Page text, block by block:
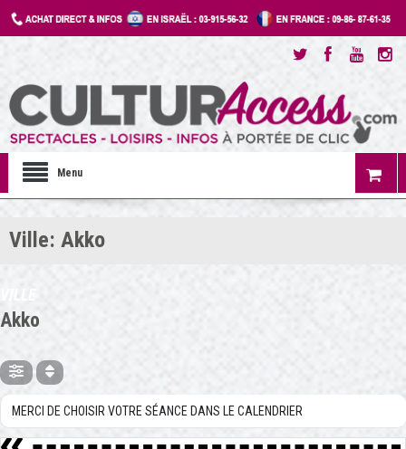
Menu
Ville: Akko
VILLE
Akko
MERCI DE CHOISIR VOTRE SÉANCE DANS LE CALENDRIER